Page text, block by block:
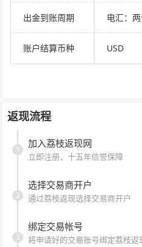
出金到账周期 电汇：
账户结算币种 USD
返现流程
加入荔枝返现网
立即注册，十五年信誉保障
1
选择交易商开户
通过荔枝返现选择交易商开户
2
绑定交易帐号
将申请好的交易账号绑定荔枝返
3